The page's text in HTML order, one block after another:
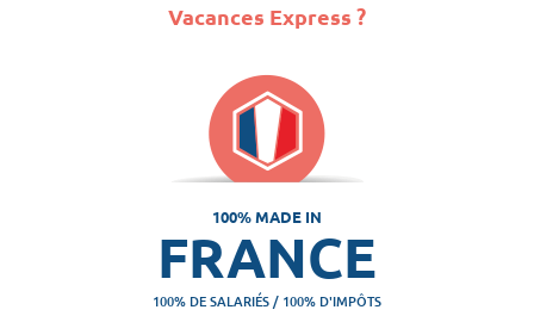
Vacances Express ?
100% MADE IN
FRANCE
100% DE SALARIÉS / 100% D'IMPÔTS